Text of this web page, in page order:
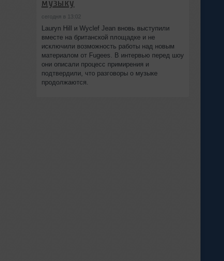
музыку
сегодня в 13:02
Lauryn Hill и Wyclef Jean вновь выступили
вместе на британской площадке и не
исключили возможность работы над новым
материалом от Fugees. В интервью перед шоу
они описали процесс примирения и
подтвердили, что разговоры о музыке
продолжаются.